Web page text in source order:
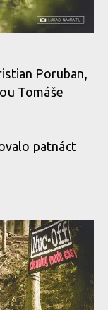
Poruban,
Tomáše
patnáct